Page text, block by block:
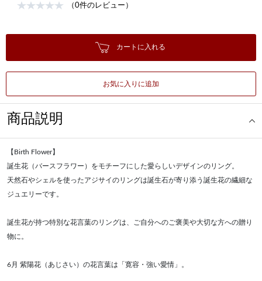
（0件のレビュー）
カートに入れる
お気に入りに追加
商品説明
【Birth Flower】
誕生花（バースフラワー）をモチーフにした愛らしいデザインのリング。
天然石やシェルを使ったアジサイのリングは誕生石が寄り添う誕生花の繊細な
ジュエリーです。
誕生花が持つ特別な花言葉のリングは、ご自分へのご褒美や大切な方への贈り
物に。
6月 紫陽花（あじさい）の花言葉は「寛容・強い愛情」。